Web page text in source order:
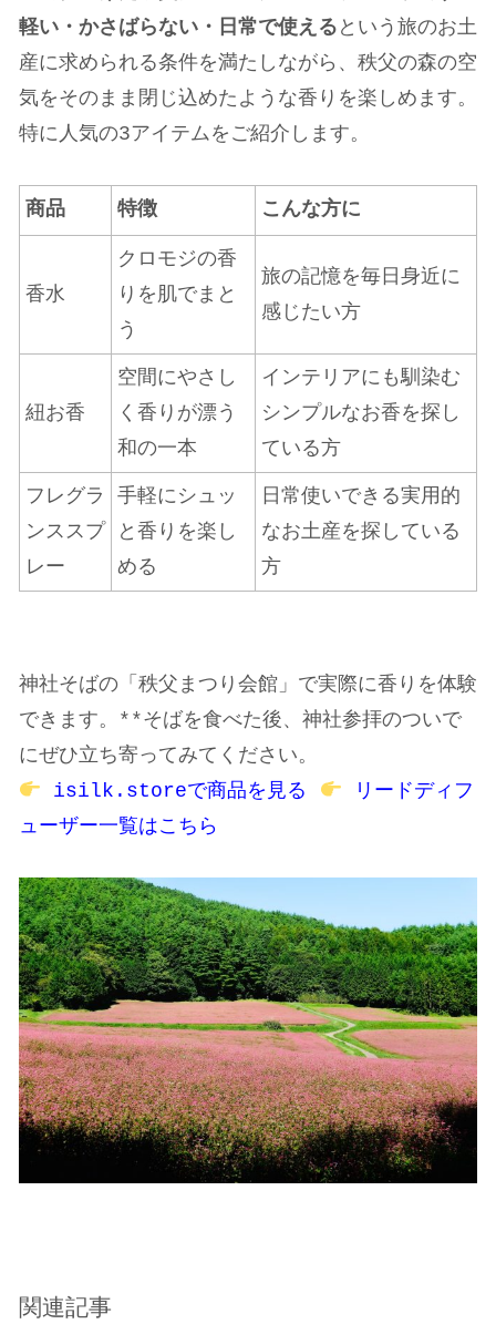
軽い・かさばらない・日常で使える という旅のお土
産に求められる条件を満たしながら、秩父の森の空
気をそのまま閉じ込めたような香りを楽しめます。
特に人気の3アイテムをご紹介します。
商品 特徴 こんな方に
香水
クロモジの香
りを肌でまと
う
旅の記憶を毎日身近に
感じたい方
紐お香
空間にやさし
く香りが漂う
和の一本
インテリアにも馴染む
シンプルなお香を探し
ている方
フレグラ
ンススプ
レー
手軽にシュッ
と香りを楽し
める
日常使いできる実用的
なお土産を探している
方
神社そばの「秩父まつり会館」で実際に香りを体験
できます。**そばを食べた後、神社参拝のついで
にぜひ立ち寄ってみてください。
isilk.storeで商品を見る
リードディフ
ューザー一覧はこちら
関連記事